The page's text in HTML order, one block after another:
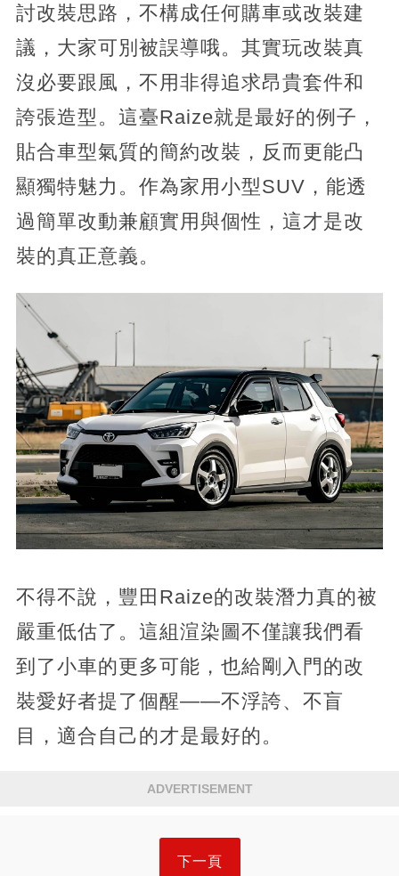
討改裝思路，不構成任何購車或改裝建
議，大家可別被誤導哦。其實玩改裝真
沒必要跟風，不用非得追求昂貴套件和
誇張造型。這臺Raize就是最好的例子，
貼合車型氣質的簡約改裝，反而更能凸
顯獨特魅力。作為家用小型SUV，能透
過簡單改動兼顧實用與個性，這才是改
裝的真正意義。
不得不說，豐田Raize的改裝潛力真的被
嚴重低估了。這組渲染圖不僅讓我們看
到了小車的更多可能，也給剛入門的改
裝愛好者提了個醒——不浮誇、不盲
目，適合自己的才是最好的。
ADVERTISEMENT
下一頁